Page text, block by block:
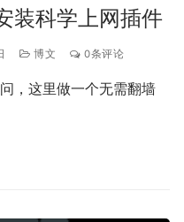
装科学上网插件
博文 0条评论
，这里做一个无需翻墙